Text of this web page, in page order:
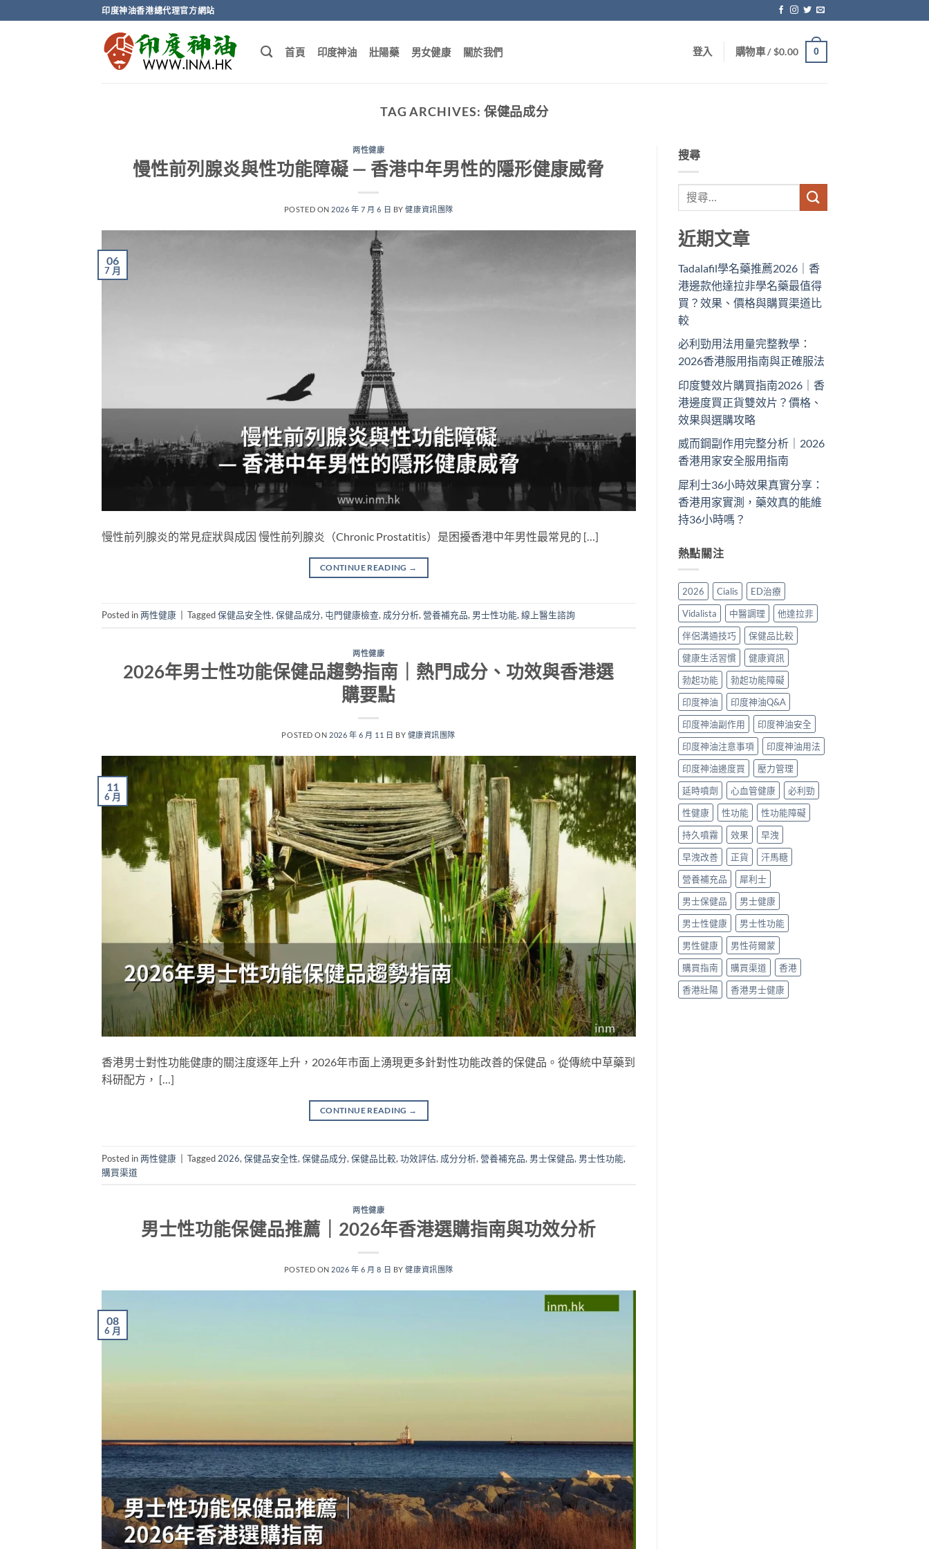
to
印度神油香港總代理官方網站
首頁 印度神油 壯陽藥 男女健康 關於我們 登入 購物車 /$0.00 0
TAG ARCHIVES: 保健品成分
两性健康
慢性前列腺炎與性功能障礙 — 香港中年男性的隱形健康威脅
POSTED ON 2026 年 7 月 6 日 BY健康資訊團隊
06
7 月
慢性前列腺炎的常見症狀與成因 慢性前列腺炎（Chronic Prostatitis）是困擾香港中年男性最常見的 […]
CONTINUE READING →
Posted in两性健康 Tagged保健品安全性, 保健品成分, 屯門健康檢查, 成分分析, 營養補充品, 男士性功能, 線上醫生諮詢
两性健康
2026年男士性功能保健品趨勢指南｜熱門成分、功效與香港選
購要點
POSTED ON 2026 年 6 月 11 日 BY 健康資訊團隊
11
6 月
香港男士對性功能健康的關注度逐年上升，2026年市面上湧現更多針對性功能改善的保健品。從傳統中草藥到
科研配方， […]
CONTINUE READING →
Posted in两性健康 | Tagged 2026, 保健品安全性, 保健品成分, 保健品比較, 功效評估, 成分分析, 營養補充品, 男士保健品, 男士性功能,
購買渠道
两性健康
男士性功能保健品推薦｜2026年香港選購指南與功效分析
POSTED ON 2026 年 6 月 8 日 BY健康資訊團隊
08
6 月
搜尋
近期文章
Tadalafil學名藥推薦2026｜香
港邊款他達拉非學名藥最值得
買？效果、價格與購買渠道比
較
必利勁用法用量完整教學：
2026香港服用指南與正確服法
印度雙效片購買指南2026｜香
港邊度買正貨雙效片？價格、
效果與選購攻略
威而鋼副作用完整分析｜2026
香港用家安全服用指南
犀利士36小時效果真實分享：
香港用家實測，藥效真的能維
持36小時嗎？
熱點關注
2026 Cialis
ED治療
Vidalista
中醫調理
他達拉非
伴侶溝通技巧
保健品比較
健康生活習慣
健康資訊
勃起功能
勃起功能障礙
印度神油
印度神油Q&A
印度神油副作用
印度神油安全
印度神油注意事項
印度神油用法
印度神油邊度買
壓力管理
延時噴劑
心血管健康
必利勁
性健康
性功能
性功能障礙
持久噴霧
效果
早洩
早洩改善
正貨
汗馬糖
營養補充品
犀利士
男士保健品
男士健康
男士性健康
男士性功能
男性健康
男性荷爾蒙
購買指南
購買渠道
香港
香港壯陽
香港男士健康